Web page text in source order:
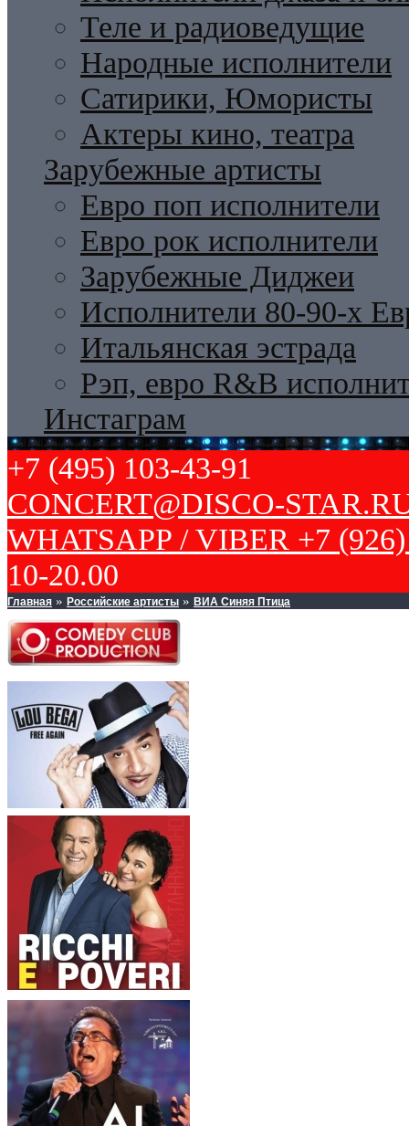
Теле и радиоведущие
Народные исполнители
Сатирики, Юмористы
Актеры кино, театра
Зарубежные артисты
Евро поп исполнители
Евро рок исполнители
Зарубежные Диджеи
Исполнители 80-90-х
Итальянская эстрада
Рэп, евро R&B
Инстаграм
+7 (495) 103-43-91
CONCERT@DISCO-
WHATSAPP / VIBER +7
10-20.00
Главная » Российские артисты » ВИА Синяя Птица